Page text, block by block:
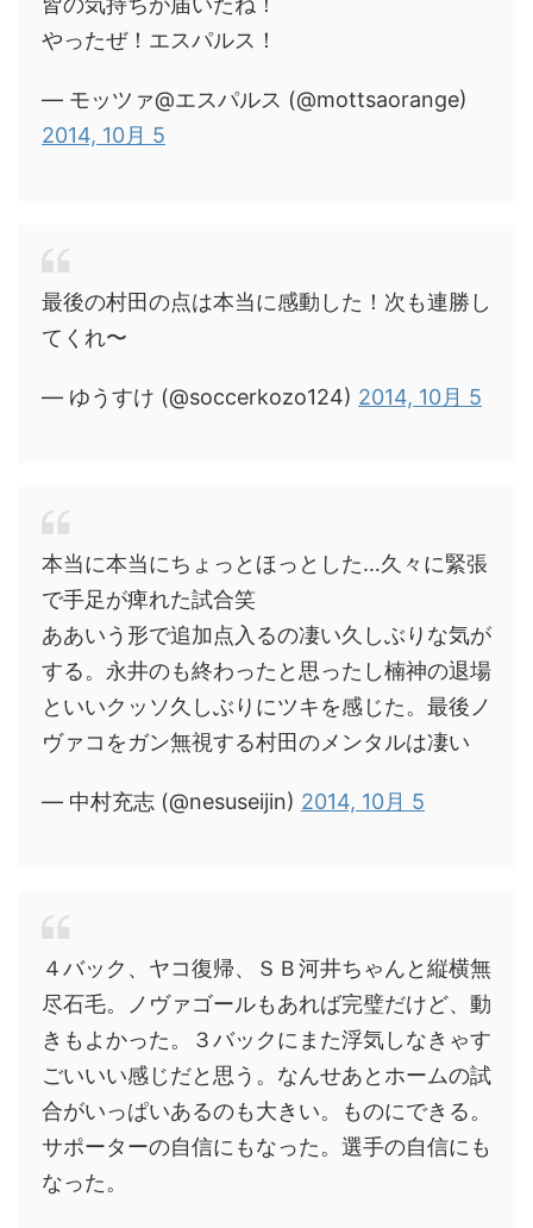
やったぜ！エスパルス！
— モッツァ@エスパルス (@mottsaorange)
2014, 10月 5
最後の村田の点は本当に感動した！次も連勝し
てくれ〜
— ゆうすけ (@soccerkozo124) 2014, 10月 5
本当に本当にちょっとほっとした…久々に緊張
で手足が痺れた試合笑
ああいう形で追加点入るの凄い久しぶりな気が
する。永井のも終わったと思ったし楠神の退場
といいクッソ久しぶりにツキを感じた。最後ノ
ヴァコをガン無視する村田のメンタルは凄い
— 中村充志 (@nesuseijin) 2014, 10月 5
４バック、ヤコ復帰、ＳＢ河井ちゃんと縦横無
尽石毛。ノヴァゴールもあれば完璧だけど、動
きもよかった。３バックにまた浮気しなきゃす
ごいいい感じだと思う。なんせあとホームの試
合がいっぱいあるのも大きい。ものにできる。
サポーターの自信にもなった。選手の自信にも
なった。